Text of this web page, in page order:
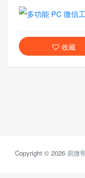
收藏
Copyright © 2026 易微